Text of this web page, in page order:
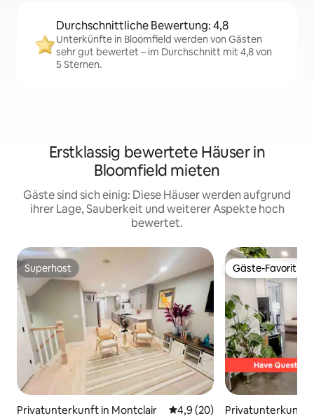
Durchschnittliche Bewertung: 4,8
Unterkünfte in Bloomfield werden von Gästen
sehr gut bewertet – im Durchschnitt mit 4,8 von
5 Sternen.
Erstklassig bewertete Häuser in
Bloomfield mieten
Gäste sind sich einig: Diese Häuser werden aufgrund
ihrer Lage, Sauberkeit und weiterer Aspekte hoch
bewertet.
Superhost
Superhost
Privatunterkunft in Montclair Durchschnittliche
4,9 (20)
Gäste-Favorit
Gäste-Favorit
Privatunterkunft